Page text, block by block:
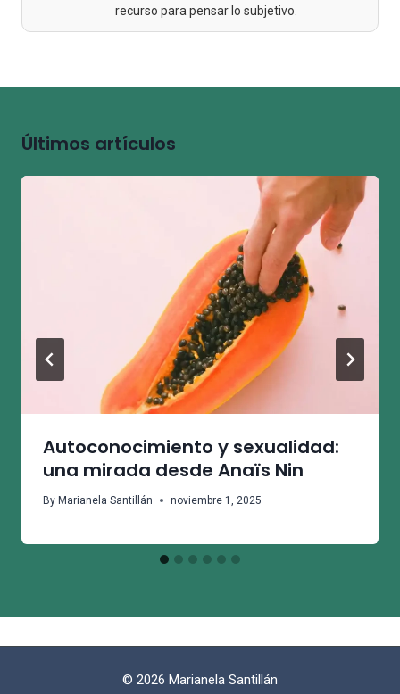
recurso para pensar lo subjetivo.
Últimos artículos
Autoconocimiento y sexualidad:
una mirada desde Anaïs Nin
By Marianela Santillán noviembre 1, 2025
© 2026 Marianela Santillán